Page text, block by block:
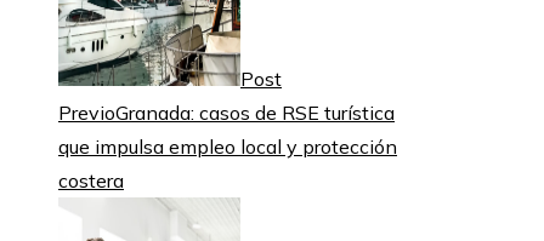
Post
PrevioGranada: casos de RSE turística
que impulsa empleo local y protección
costera